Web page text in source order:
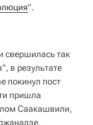
".
свершилась так
в результате
покинул пост
пришла
Саакашвили,